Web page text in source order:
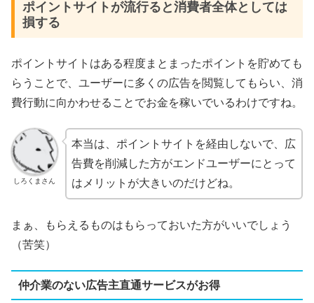
ポイントサイトが流行ると消費者全体としては
損する
ポイントサイトはある程度まとまったポイントを貯めても
らうことで、ユーザーに多くの広告を閲覧してもらい、消
費行動に向かわせることでお金を稼いでいるわけですね。
しろくまさん
本当は、ポイントサイトを経由しないで、広
告費を削減した方がエンドユーザーにとって
はメリットが大きいのだけどね。
まぁ、もらえるものはもらっておいた方がいいでしょう
（苦笑）
仲介業のない広告主直通サービスがお得